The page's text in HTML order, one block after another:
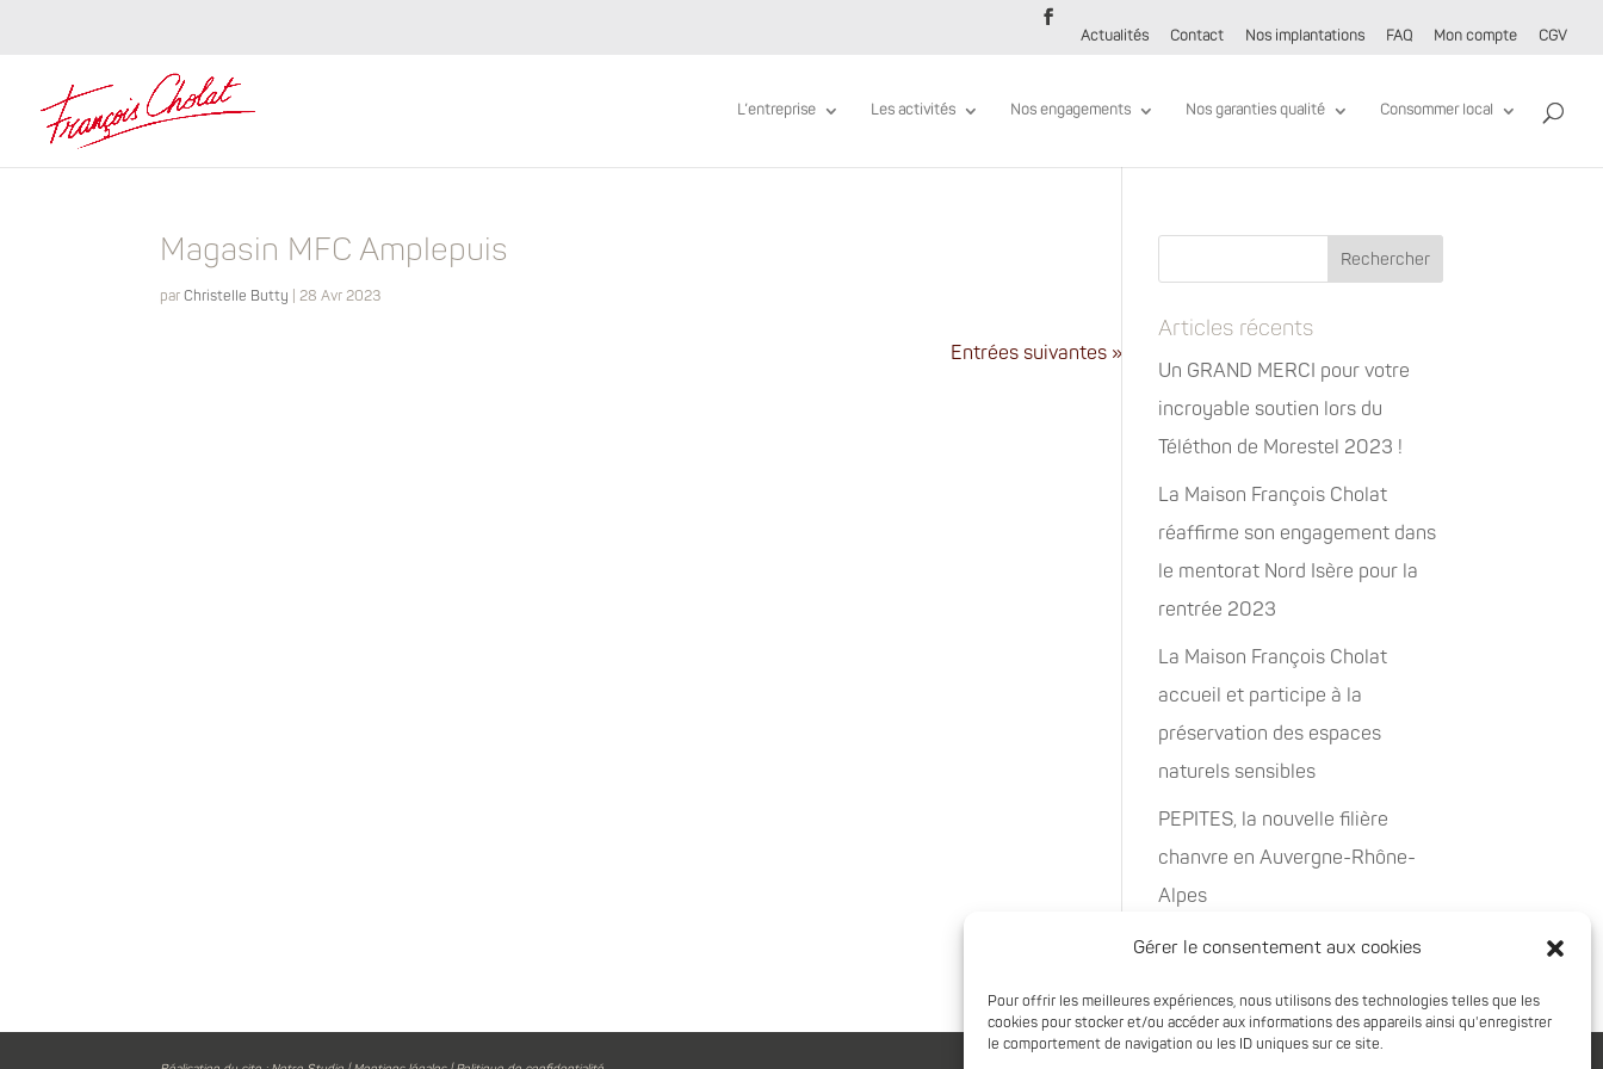
Gérer le consentement aux cookies
Pour offrir les meilleures expériences, nous utilisons des technologies telles que les
cookies pour stocker et/ou accéder aux informations des appareils ainsi qu'enregistrer
le comportement de navigation ou les ID uniques sur ce site.
Actualités Contact Nos implantations FAQ Mon compte CGV
L’entreprise Les activités Nos engagements Nos garanties qualité Consommer local
Magasin MFC Amplepuis
parChristelle Butty |28 Avr 2023
Entrées suivantes »
Articles récents
Un GRAND MERCI pour votre
incroyable soutien lors du
Téléthon de Morestel 2023 !
La Maison François Cholat
réaffirme son engagement dans
le mentorat Nord Isère pour la
rentrée 2023
La Maison François Cholat
accueil et participe à la
préservation des espaces
naturels sensibles
PEPITES, la nouvelle filière
chanvre en Auvergne-Rhône-
Alpes
Rachat de 5 sites à Oxyane